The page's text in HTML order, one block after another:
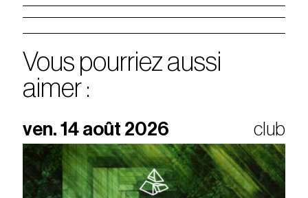
Vous pourriez aussi
aimer :
ven. 14 août 2026 club